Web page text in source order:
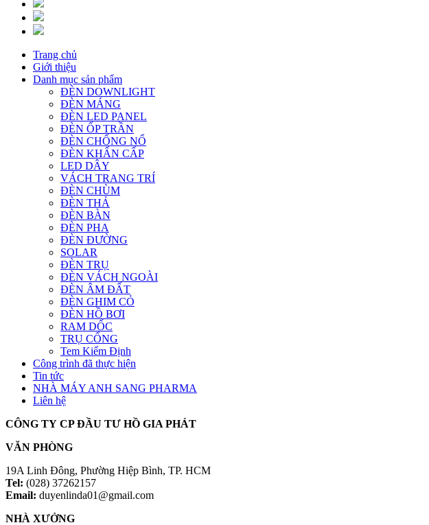
Trang chủ
Giới thiệu
Danh mục sản phẩm
ĐÈN DOWNLIGHT
ĐÈN MÁNG
ĐÈN LED PANEL
ĐÈN ỐP TRẦN
ĐÈN CHỐNG NỔ
ĐÈN KHẨN CẤP
LED DÂY
VÁCH TRANG TRÍ
ĐÈN CHÙM
ĐÈN THẢ
ĐÈN BÀN
ĐÈN PHA
ĐÈN ĐƯỜNG
SOLAR
ĐÈN TRỤ
ĐÈN VÁCH NGOÀI
ĐÈN ÂM ĐẤT
ĐÈN GHIM CỎ
ĐÈN HỒ BƠI
RAM DỐC
TRỤ CỔNG
Tem Kiểm Định
Công trình đã thực hiện
Tin tức
NHÀ MÁY ANH SANG PHARMA
Liên hệ
CÔNG TY CP ĐẦU TƯ HỒ GIA PHÁT
VĂN PHÒNG
19A Linh Đông, Phường Hiệp Bình, TP. HCM
Tel: (028) 37262157
Email: duyenlinda01@gmail.com
NHÀ XƯỞNG